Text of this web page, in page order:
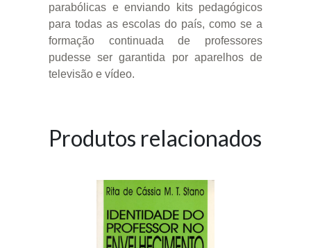
parabólicas e enviando kits pedagógicos
para todas as escolas do país, como se a
formação continuada de professores
pudesse ser garantida por aparelhos de
televisão e vídeo.
Produtos relacionados